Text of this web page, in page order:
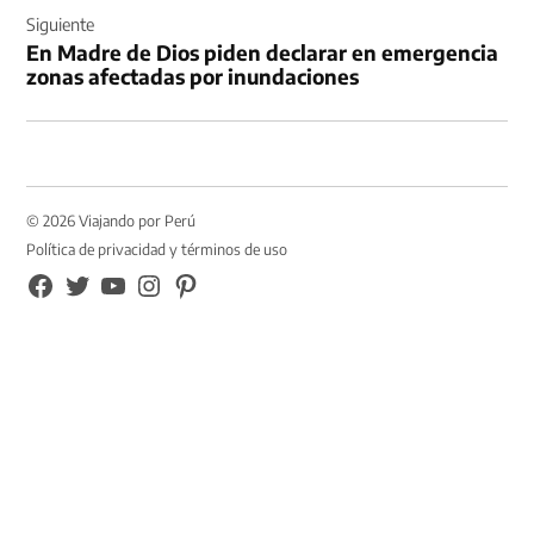
Siguiente
En Madre de Dios piden declarar en emergencia
zonas afectadas por inundaciones
© 2026 Viajando por Perú
Política de privacidad y términos de uso
FB
TW YouTubeInstagramPinterest